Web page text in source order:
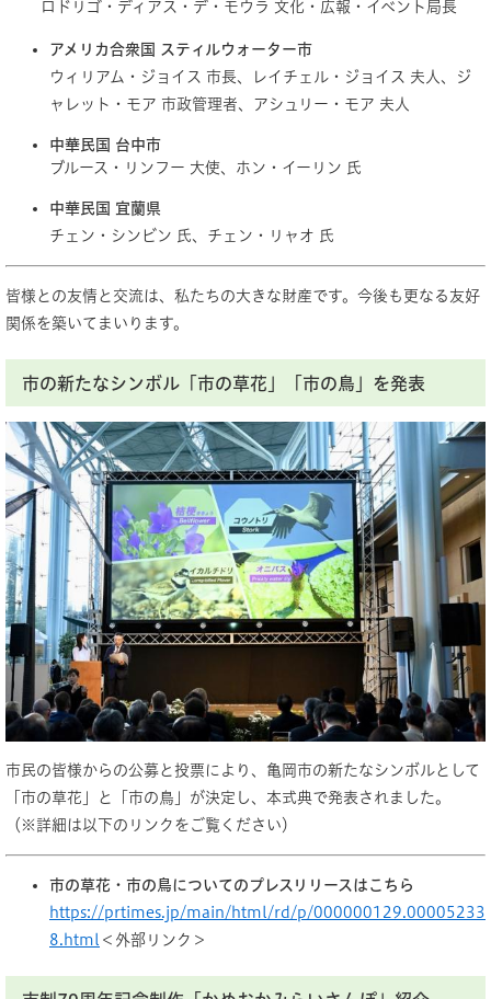
ロドリゴ・ディアス・デ・モウラ​ 文化・広報・イベント局長​
アメリカ合衆国 スティルウォーター市
ウィリ​​アム・ジョイス 市長、レイチェル・ジョイス 夫人、ジ
ャレット・モア 市政管理者、アシュリー・モア 夫人
中華民国 台中市
ブルース・リンフー 大使、ホン・イーリン 氏
中華民国 宜蘭県
チェン・シンビン 氏、チェン・リャオ 氏
皆様との友情と交流は、私たちの大きな財産です。今後も更なる友好
関係を築いてまいります。
市の新たなシンボル「市の草花」「市の鳥」を発表
市民の皆様からの公募と投票により、亀岡市の新たなシンボルとして
「市の草花」と「市の鳥」が決定し、本式典で発表されました。
（※詳細は以下のリンクをご覧ください）
市の草花・市の鳥についてのプレスリリースはこちら
https://prtimes.jp/main/html/rd/p/000000129.00005233
8.html ＜外部リンク＞